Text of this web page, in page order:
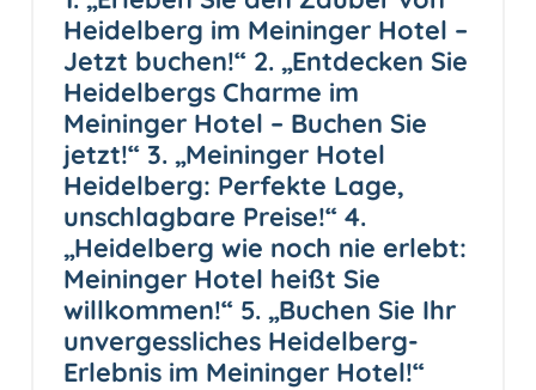
Heidelberg im Meininger Hotel –
Jetzt buchen!“ 2. „Entdecken Sie
Heidelbergs Charme im
Meininger Hotel – Buchen Sie
jetzt!“ 3. „Meininger Hotel
Heidelberg: Perfekte Lage,
unschlagbare Preise!“ 4.
„Heidelberg wie noch nie erlebt:
Meininger Hotel heißt Sie
willkommen!“ 5. „Buchen Sie Ihr
unvergessliches Heidelberg-
Erlebnis im Meininger Hotel!“